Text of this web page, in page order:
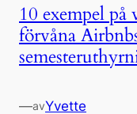
10 exempel
förvåna
—avYvette